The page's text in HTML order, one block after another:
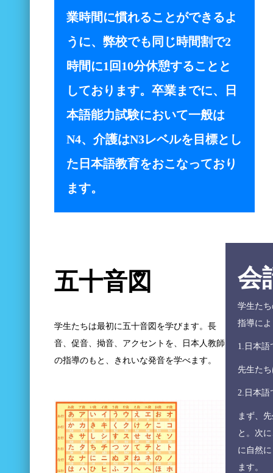
業時間に慣れることができるよ
うに、弊校でも同じ時間割で2
時間に1回10分休憩することと
しております。卒業までに、日
本語能力試験において一般は
N4、介護はN3レベルを目標とし
た日本語教育をおこなっており
ます。
五十音図
学生たちは最初に五十音図を学びます。長
音、促音、拗音、アクセントを、日本人教師
の指導のもと、きれいな発音を学べます。
会
学生た
指導に
1.日本語
先生た
2.日本語
まず、
と。次
に自然
ます。